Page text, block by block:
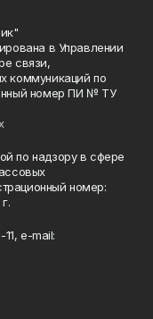
в Управлении
связи,
коммуникаций по
номер ПИ № ТУ
по надзору в сфере
номер:
e-mail: